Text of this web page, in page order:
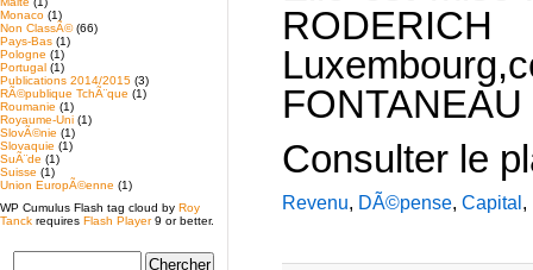
Monaco (1)
Non ClassÃ©(66)
Pays-Bas (1)
Pologne (1)
Portugal (1)
Publications 2014/2015 (3)
RÃ©publique TchÃ¨que (1)
Roumanie (1)
Royaume-Uni (1)
SlovÃ©nie (1)
Slovaquie (1)
SuÃ¨de (1)
Suisse (1)
Union EuropÃ©enne (1)
WP Cumulus Flash tag cloud by Roy
Tanck requires Flash Player9 or better.
Consulter le
Revenu, DÃ©pense, Capital ,